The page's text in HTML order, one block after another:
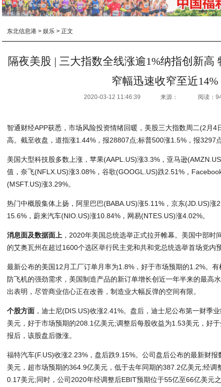
东北信息港 >娱乐 > 正文
隔夜美股 | 三大指数全线涨逾1%纳指创新高
窄幅迅速收窄至近14%
2020-03-12 11:46:39 来源： 阅读：
智通财经APP获悉，市场风险投资情绪回暖，美股三大指数周二(2月
高。截至收盘，道指涨1.44%，报28807点;标普500涨1.5%，报3297
美国大型科技股多数上涨，苹果(AAPL.US)涨3.3%，亚马逊
值，奈飞(NFLX.US)涨3.08%，谷歌(GOOGL.US)跌2.51%，
(MSFT.US)涨3.29%。
热门中概股集体上扬，阿里巴巴(BABA.US)涨5.11%，京东(JD.US)涨
15.6%，蔚来汽车(NIO.US)涨10.84%，网易(NTES.US)涨4.02%。
消息面及数据面上 ，2020年美国总统选举正式拉开帷幕。美国中部
的艾奥瓦州在超过1600个选区举行民主党和共和党总统选举首场党内
最新公布的美国12月工厂订单月率为1.8%，好于市场预期的1.2%。
防飞机的强劲需求，美国制造产品的新订单增长创近一年半来的最高
出表明，尽管商业信心正在改善，制造业大幅反弹的空间有限。
个股方面 ，迪士尼(DIS.US)收涨2.41%。盘后，迪士尼公布第一财季
美元，好于市场预期的208.1亿美元;调整后每股收益为1.53美元，好
报后，该股盘后微涨。
福特汽车(F.US)收涨2.23%，盘后跌9.15%。公司盘后公布的最新财
美元，超市场预期的364.9亿美元，低于去年同期的387.2亿美元;经调
0.17美元;同时，公司2020年经调整后EBIT预期位于55亿至66亿美元